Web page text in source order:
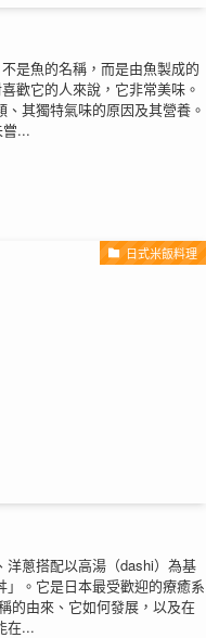
是魚的名稱，而是由魚製成的
歡它的人來說，它非常美味。
其獨特氣味的原因及其營養。
...
日式米飯料理
蔥搭配以高湯（dashi）為基
。它是日本最受歡迎的療癒系
的由來、它如何發展，以及在
在...